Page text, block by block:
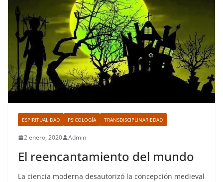
ESPIRITUALIDAD PSICOLOGÍA TRANSDISCIPLINARIEDAD
2 enero, 2020 Admin
El reencantamiento del mundo
La ciencia moderna desautorizó la concepción medieval